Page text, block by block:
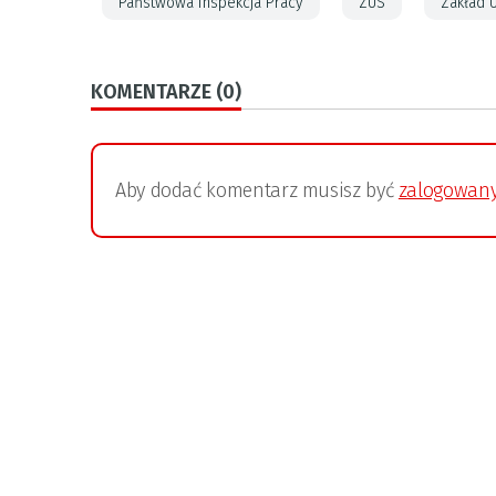
KOMENTARZE (0)
Aby dodać komentarz musisz być